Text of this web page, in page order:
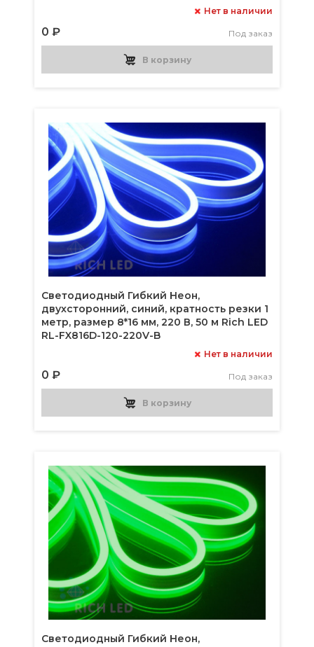
0 ₽
Нет в наличии
Под заказ
В корзину
Светодиодный Гибкий Неон,
двухсторонний, синий, кратность резки 1
метр, размер 8*16 мм, 220 В, 50 м Rich LED
RL-FX816D-120-220V-B
0 ₽
Нет в наличии
Под заказ
В корзину
Светодиодный Гибкий Неон,